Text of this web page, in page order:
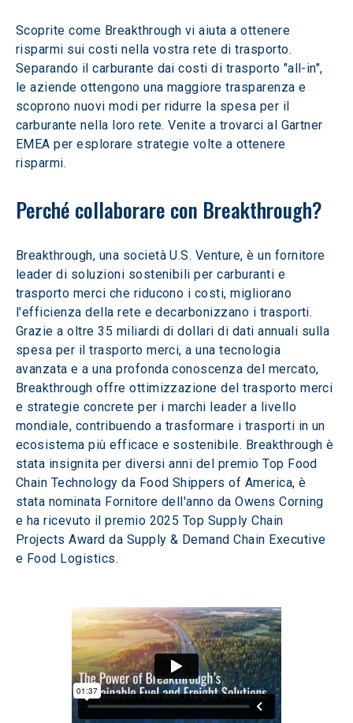
Scoprite come Breakthrough vi aiuta a ottenere
risparmi sui costi nella vostra rete di trasporto.
Separando il carburante dai costi di trasporto "all-in",
le aziende ottengono una maggiore trasparenza e
scoprono nuovi modi per ridurre la spesa per il
carburante nella loro rete. Venite a trovarci al Gartner
EMEA per esplorare strategie volte a ottenere
risparmi.
Perché collaborare con Breakthrough?
Breakthrough, una società U.S. Venture, è un fornitore
leader di soluzioni sostenibili per carburanti e
trasporto merci che riducono i costi, migliorano
l'efficienza della rete e decarbonizzano i trasporti.
Grazie a oltre 35 miliardi di dollari di dati annuali sulla
spesa per il trasporto merci, a una tecnologia
avanzata e a una profonda conoscenza del mercato,
Breakthrough offre ottimizzazione del trasporto merci
e strategie concrete per i marchi leader a livello
mondiale, contribuendo a trasformare i trasporti in un
ecosistema più efficace e sostenibile. Breakthrough è
stata insignita per diversi anni del premio Top Food
Chain Technology da Food Shippers of America, è
stata nominata Fornitore dell'anno da Owens Corning
e ha ricevuto il premio 2025 Top Supply Chain
Projects Award da Supply & Demand Chain Executive
e Food Logistics.